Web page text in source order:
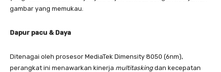
gambar yang memukau.
Dapur pacu & Daya
Ditenagai oleh prosesor MediaTek Dimensity 8050 (6nm),
perangkat ini menawarkan kinerja multitaskingdan kecepatan